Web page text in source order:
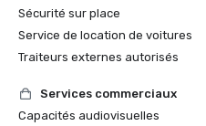
Sécurité sur place
Service de location de voitures
Traiteurs externes autorisés
Services commerciaux
Capacités audiovisuelles